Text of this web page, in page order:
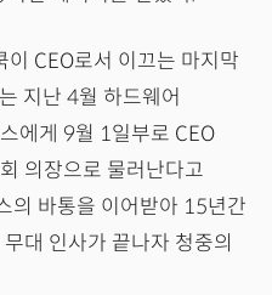
CEO로서 이끄는 마지막
지난 4월 하드웨어
에게 9월 1일부로 CEO
의장으로 물러난다고
의 바통을 이어받아 15년간
대 인사가 끝나자 청중의